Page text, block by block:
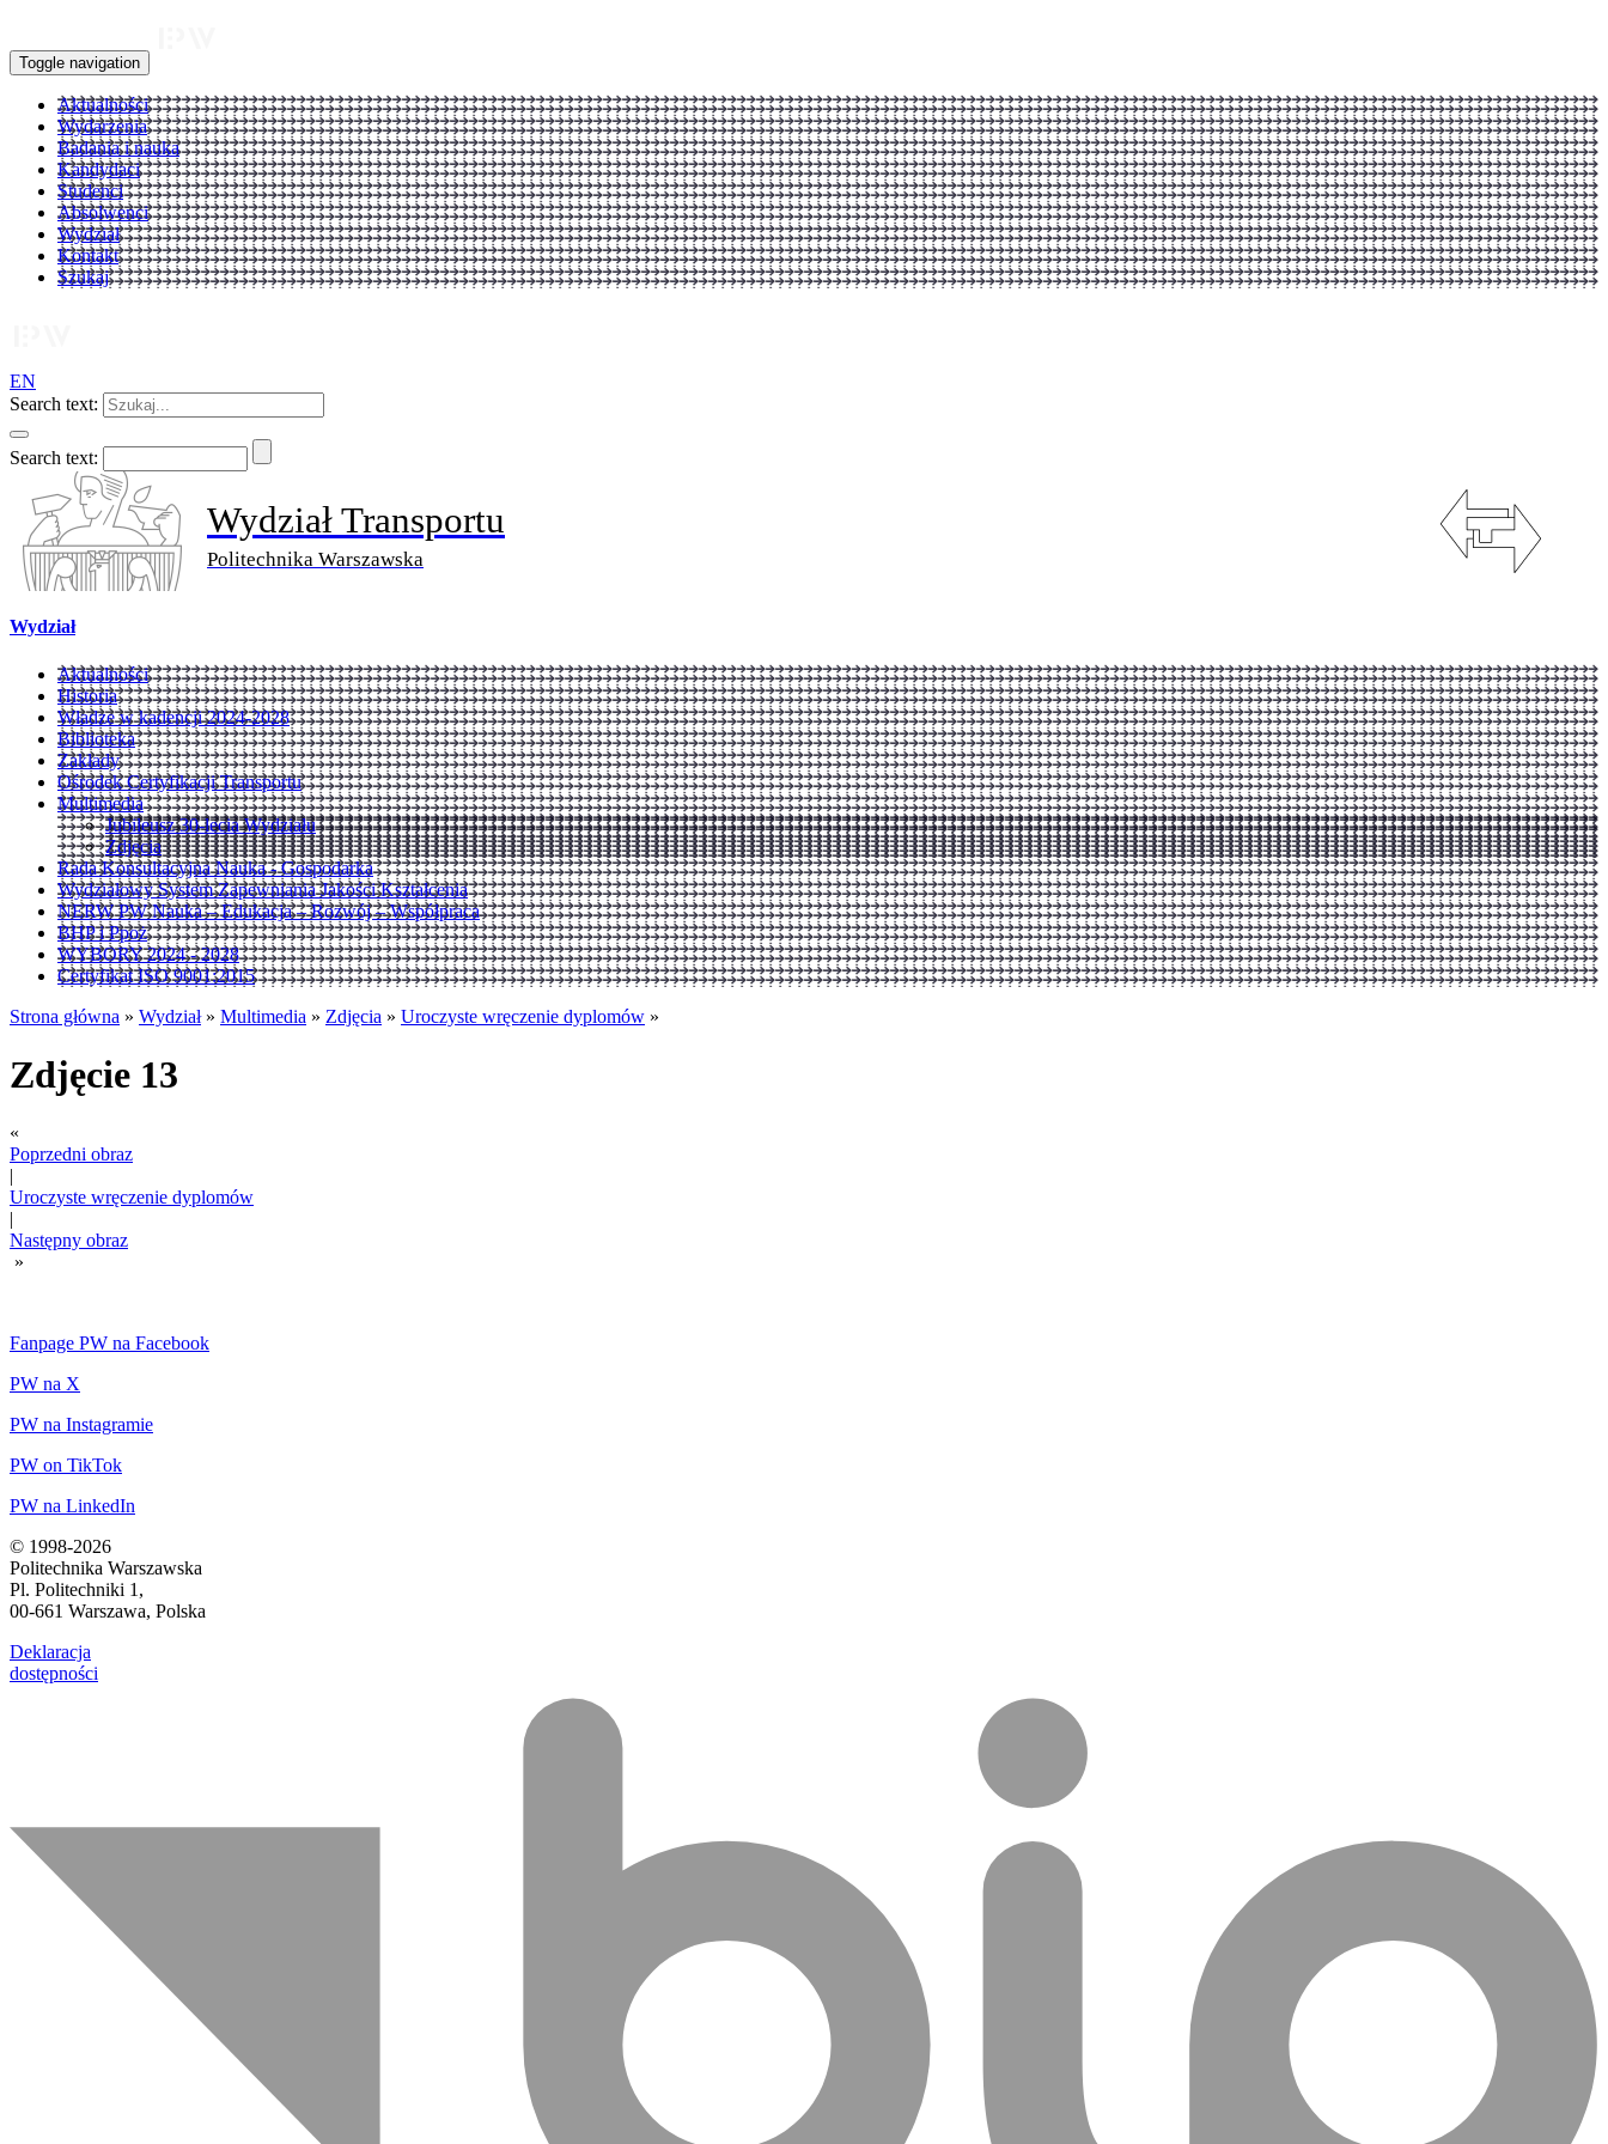
Toggle navigation
Aktualności
Wydarzenia
Badania i nauka
Kandydaci
Studenci
Absolwenci
Wydział
Kontakt
Szukaj
EN
Search text:
Search text:
Wydział Transportu
Politechnika Warszawska
Wydział
Aktualności
Historia
Władze w kadencji 2024-2028
Biblioteka
Zakłady
Ośrodek Certyfikacji Transportu
Multimedia
Jubileusz 30-lecia Wydziału
Zdjęcia
Rada Konsultacyjna Nauka - Gospodarka
Wydziałowy System Zapewniania Jakości Kształcenia
NERW PW Nauka – Edukacja – Rozwój – Współpraca
BHP i Ppoż
WYBORY 2024 - 2028
Certyfikat ISO 9001:2015
Strona główna » Wydział » Multimedia » Zdjęcia » Uroczyste wręczenie dyplomów »
Zdjęcie 13
«
Poprzedni obraz
|
Uroczyste wręczenie dyplomów
|
Następny obraz
»
Fanpage PW na Facebook
PW na X
PW na Instagramie
PW on TikTok
PW na LinkedIn
© 1998-2026
Politechnika Warszawska
Pl. Politechniki 1,
00-661 Warszawa, Polska
Deklaracja
dostępności